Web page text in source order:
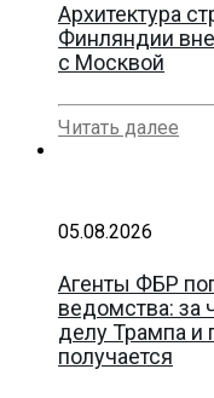
Архитектура
Финляндии
с Москвой
Читать далее
05.08.2026
Агенты ФБР
ведомства: за
делу Трампа и
получается